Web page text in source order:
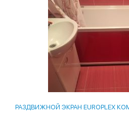
РАЗДВИЖНОЙ ЭКРАН EUROPLEX